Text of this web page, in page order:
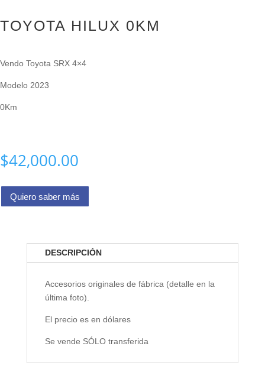
TOYOTA HILUX 0KM
Vendo Toyota SRX 4×4
Modelo 2023
0Km
$42,000.00
Quiero saber más
DESCRIPCIÓN
Accesorios originales de fábrica (detalle en la
última foto).
El precio es en dólares
Se vende SÓLO transferida